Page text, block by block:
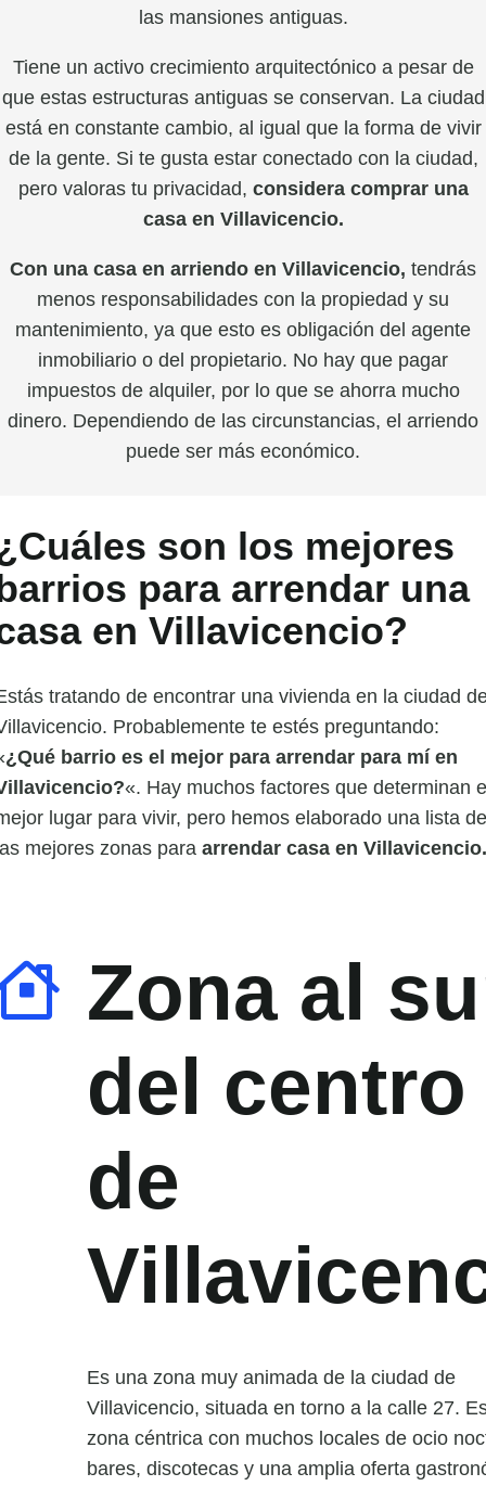
las mansiones antiguas.
Tiene un activo crecimiento arquitectónico a pesar de
que estas estructuras antiguas se conservan. La ciudad
está en constante cambio, al igual que la forma de vivir
de la gente. Si te gusta estar conectado con la ciudad,
pero valoras tu privacidad, considera comprar una
casa en Villavicencio.
Con una casa en arriendo en Villavicencio, tendrás
menos responsabilidades con la propiedad y su
mantenimiento, ya que esto es obligación del agente
inmobiliario o del propietario. No hay que pagar
impuestos de alquiler, por lo que se ahorra mucho
dinero. Dependiendo de las circunstancias, el arriendo
puede ser más económico.
son los mejores
para arrendar una
en Villavicencio?
tratando de encontrar una vivienda en la ciudad
Probablemente te estés preguntando:
¿Qué barrio es el mejor para arrendar para mí en
«. Hay muchos factores que determinan
lugar para vivir, pero hemos elaborado una lista de
mejores zonas para arrendar casa en Villavicencio.
Zona al
del centro
de
Es una zona muy animada de la ciudad de
Villavicencio, situada en torno a la calle 27.
zona céntrica con muchos locales de ocio
bares, discotecas y una amplia oferta